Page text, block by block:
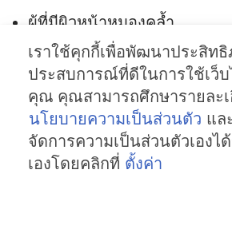
ผู้ที่มีผิวหน้าหมองคล้ำ
การทำ Exosome ไม่เหมาะกั
ผู้ที่ตั้งครรภ์ หรือให้นมบุตร
ผู้ที่เป็นมะเร็ง
เราใช้คุกกี้เพื่อพัฒนาประสิทธิ
ประสบการณ์ที่ดีในการใช้เว็
คุณ คุณสามารถศึกษารายละ
นโยบายความเป็นส่วนตัว แล
จัดการความเป็นส่วนตัวเอง
เองโดยคลิกที่ ตั้งค่า